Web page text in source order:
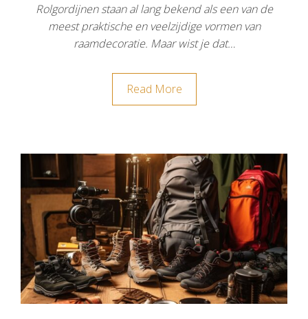
Rolgordijnen staan al lang bekend als een van de
meest praktische en veelzijdige vormen van
raamdecoratie. Maar wist je dat…
Read More